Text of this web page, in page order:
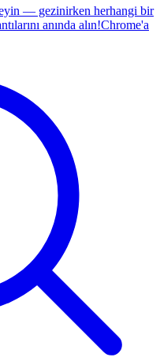
— gezinirken herhangi bir
anında alın!Chrome'a